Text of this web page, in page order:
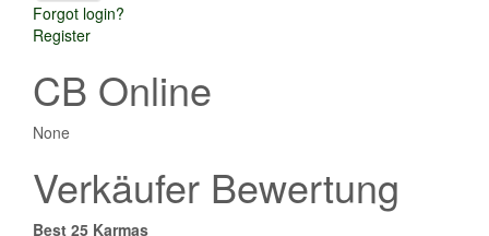
Forgot login?
Register
CB Online
None
Verkäufer Bewertung
Best 25 Karmas